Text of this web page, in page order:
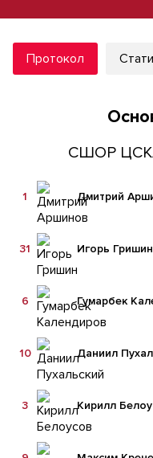
Протокол
СШОР ЦСКА
Дмитрий
1
Игорь Гришин
31
Гумарбек
6
Даниил
10
Кирилл
3